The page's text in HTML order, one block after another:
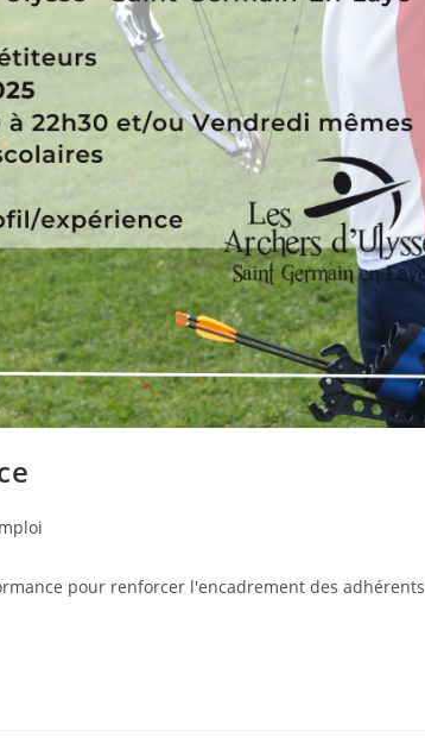
pour renforcer l'encadrement des adhérents